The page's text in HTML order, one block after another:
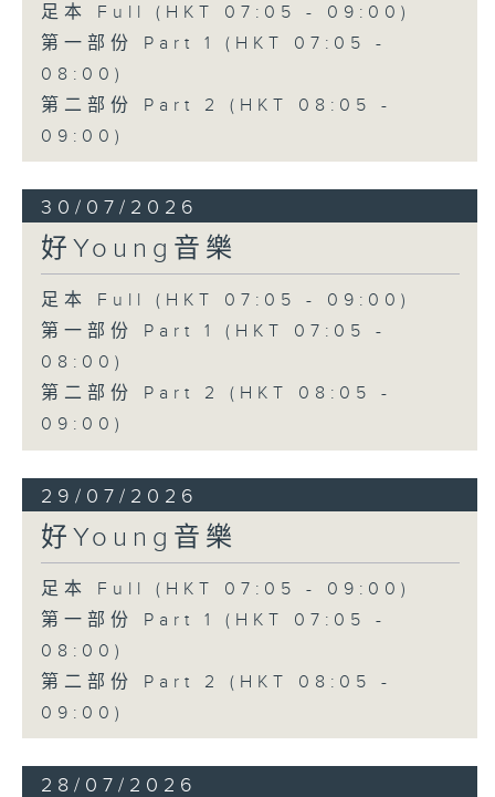
足本 Full (HKT 07:05 - 09:00)
第一部份 Part 1 (HKT 07:05 -
08:00)
第二部份 Part 2 (HKT 08:05 -
09:00)
30/07/2026
好Young音樂
足本 Full (HKT 07:05 - 09:00)
第一部份 Part 1 (HKT 07:05 -
08:00)
第二部份 Part 2 (HKT 08:05 -
09:00)
29/07/2026
好Young音樂
足本 Full (HKT 07:05 - 09:00)
第一部份 Part 1 (HKT 07:05 -
08:00)
第二部份 Part 2 (HKT 08:05 -
09:00)
28/07/2026